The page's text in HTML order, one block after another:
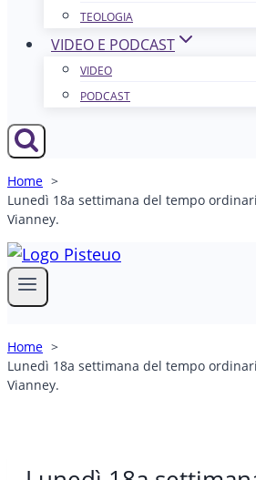
TEOLOGIA
VIDEO E PODCAST
VIDEO
PODCAST
Home
Lunedì 18a settimana del tempo
Vianney.
Home
Lunedì 18a settimana del tempo
Vianney.